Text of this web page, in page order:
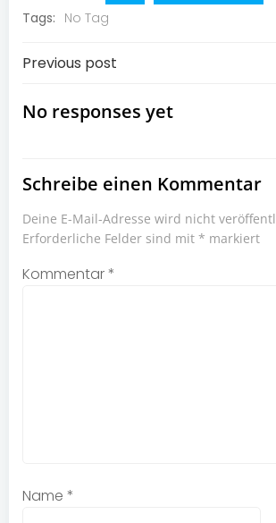
Tags: No Tag
Post
navigation
Previous post
No responses yet
Schreibe einen Kommentar
Deine E-Mail-Adresse wird nicht
Erforderliche Felder sind mit * markiert
Kommentar*
Name *